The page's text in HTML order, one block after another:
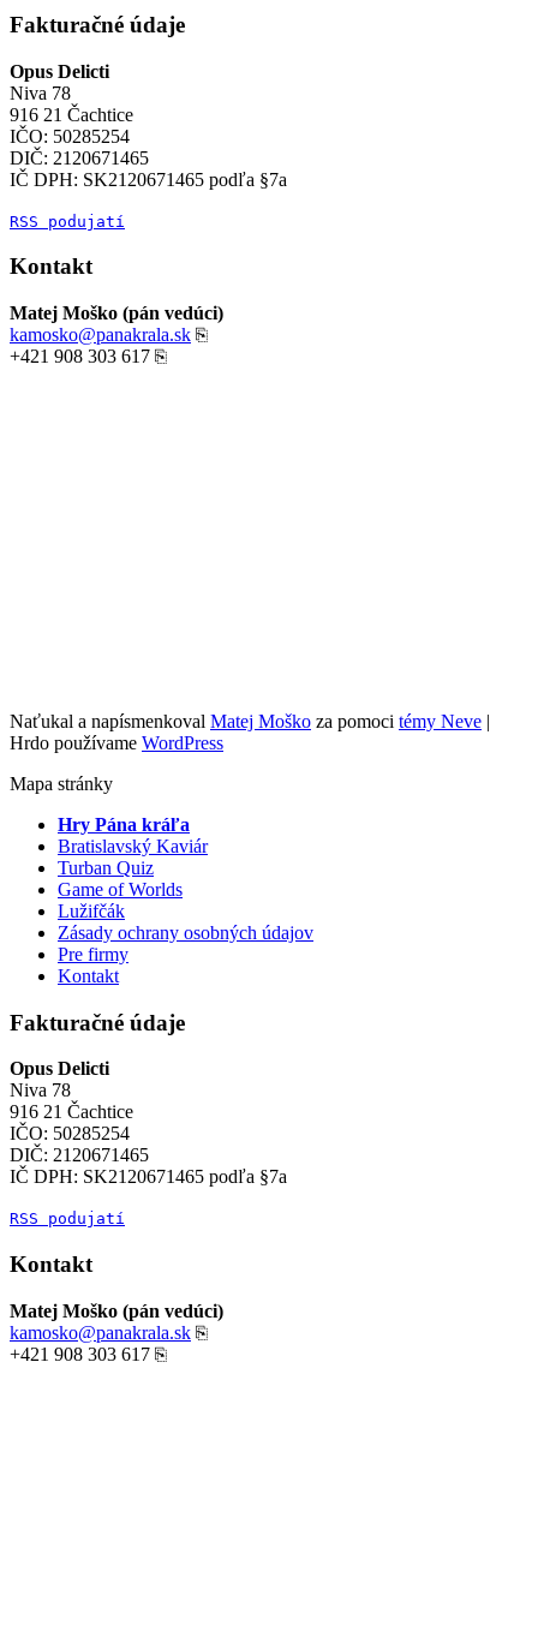
Fakturačné údaje
Opus Delicti
Niva 78
916 21 Čachtice
IČO: 50285254
DIČ: 2120671465
IČ DPH: SK2120671465 podľa §7a
RSS podujatí
Kontakt
Matej Moško (pán vedúci)
kamosko@panakrala.sk ⎘
+421 908 303 617 ⎘
Naťukal a napísmenkoval Matej Moško za pomoci témy Neve |
Hrdo používame WordPress
Mapa stránky
Hry Pána kráľa
Bratislavský Kaviár
Turban Quiz
Game of Worlds
Lužifčák
Zásady ochrany osobných údajov
Pre firmy
Kontakt
Fakturačné údaje
Opus Delicti
Niva 78
916 21 Čachtice
IČO: 50285254
DIČ: 2120671465
IČ DPH: SK2120671465 podľa §7a
RSS podujatí
Kontakt
Matej Moško (pán vedúci)
kamosko@panakrala.sk ⎘
+421 908 303 617 ⎘